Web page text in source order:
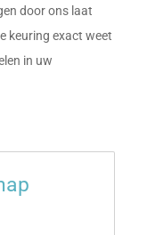
door ons laat
keuring exact weet
in uw